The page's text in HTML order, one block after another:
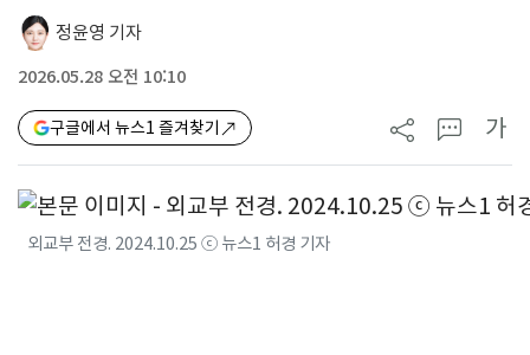
정윤영 기자
2026.05.28 오전 10:10
구글에서 뉴스1 즐겨찾기 가
외교부 전경. 2024.10.25 ⓒ 뉴스1 허경 기자